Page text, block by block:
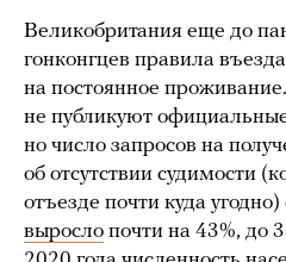
Великобритания еще до
гонконгцев правила
на постоянное
не публикуют
но число запросов на
об отсутствии судимости
отъезде почти куда
выросло почти на 43%, до